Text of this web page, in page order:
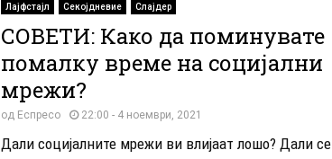
Лајфстајл Секојдневие Слајдер
СОВЕТИ: Како да поминувате
помалку време на социјални
мрежи?
од Еспресо 22:00 - 4 ноември, 2021
Дали социјалните мрежи ви влијаат лошо? Дали се